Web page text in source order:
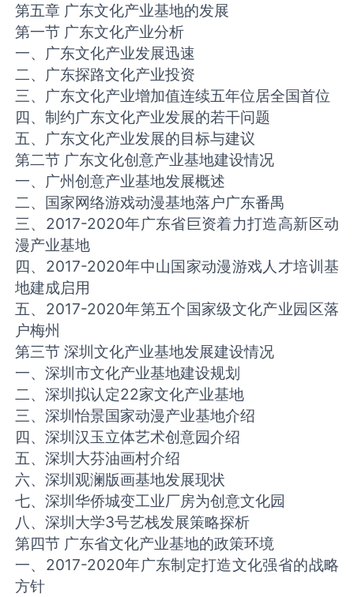
第五章 广东文化产业基地的发展
第一节 广东文化产业分析
一、广东文化产业发展迅速
二、广东探路文化产业投资
三、广东文化产业增加值连续五年位居全国首位
四、制约广东文化产业发展的若干问题
五、广东文化产业发展的目标与建议
第二节 广东文化创意产业基地建设情况
一、广州创意产业基地发展概述
二、国家网络游戏动漫基地落户广东番禺
三、2017-2020年广东省巨资着力打造高新区动
漫产业基地
四、2017-2020年中山国家动漫游戏人才培训基
地建成启用
五、2017-2020年第五个国家级文化产业园区落
户梅州
第三节 深圳文化产业基地发展建设情况
一、深圳市文化产业基地建设规划
二、深圳拟认定22家文化产业基地
三、深圳怡景国家动漫产业基地介绍
四、深圳汉玉立体艺术创意园介绍
五、深圳大芬油画村介绍
六、深圳观澜版画基地发展现状
七、深圳华侨城变工业厂房为创意文化园
八、深圳大学3号艺栈发展策略探析
第四节 广东省文化产业基地的政策环境
一、2017-2020年广东制定打造文化强省的战略
方针